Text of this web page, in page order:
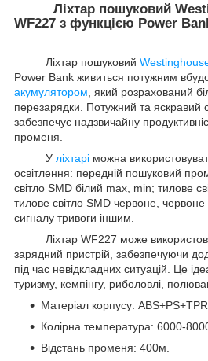
Ліхтар пошуковий
WF227 з функцією Power
Ліхтар пошуковий
Power Bank живиться потужним
акумулятором , який розрахований
перезарядки. Потужний та яскравий
забезпечує надзвичайну
променя.
У ліхтарі можна
освітлення: передній пошуковий
світло SMD білий max, min; тилове
тилове світло SMD червоне,
сигналу тривоги іншим.
Ліхтар WF227 може
зарядний пристрій, забезпечуючи
під час невідкладних ситуацій. Це
туризму, кемпінгу, риболовлі,
Матеріал корпусу: ABS+PS+TPR.
Колірна температура: 6000-
Відстань променя: 400м.